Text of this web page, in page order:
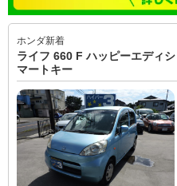
ホンダ新着
ライフ 660 F ハッピーエディ
マートキー